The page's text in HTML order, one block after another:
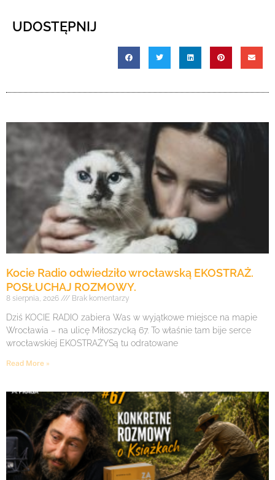
UDOSTĘPNIJ
Kocie Radio odwiedziło wrocławską EKOSTRAŻ.
POSŁUCHAJ ROZMOWY.
8 sierpnia, 2026 Brak komentarzy
Dziś KOCIE RADIO zabiera Was w wyjątkowe miejsce na mapie
Wrocławia – na ulicę Miłoszycką 67. To właśnie tam bije serce
wrocławskiej EKOSTRAŻYSą tu odratowane
Read More »